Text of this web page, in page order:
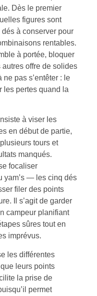
Dès le premier
figures sont
à conserver pour
rentables.
à portée, bloquer
offre de solides
pas s’entêter : le
les pertes quand la
à viser les
en début de partie,
tours et
manqués.
focaliser
yam’s — les cinq dés
filer des points
Il s’agit de garder
campeur planifiant
sûres tout en
imprévus.
les différentes
leurs points
la prise de
permet